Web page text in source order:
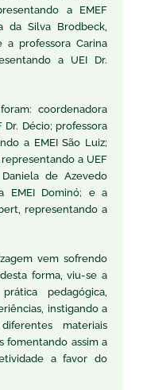
a EMEF
da Silva Brodbeck,
a professora Carina
a UEI Dr.
coordenadora
Décio; professora
a EMEI São Luiz;
a UEF
de Azevedo
EMEI Dominó; e a
representando a
vem sofrendo
forma, viu-se a
pedagógica,
instigando a
materiais
fomentando assim a
a favor do